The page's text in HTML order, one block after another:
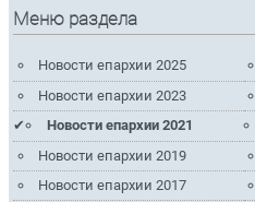
Меню раздела
Новости епархии 2025
Новости епархии 2023
Новости епархии 2021
Новости епархии 2019
Новости епархии 2017